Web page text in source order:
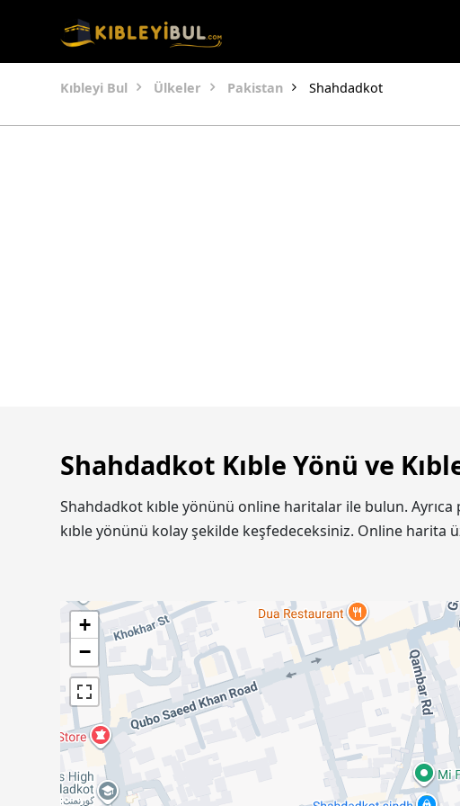
Kıbleyi Bul Ülkeler Pakistan Shahdadkot
Shahdadkot Kıble Yönü ve
Shahdadkot kıble yönünü online haritalar ile bulun.
kıble yönünü kolay şekilde keşfedeceksiniz. Online harita
+
−